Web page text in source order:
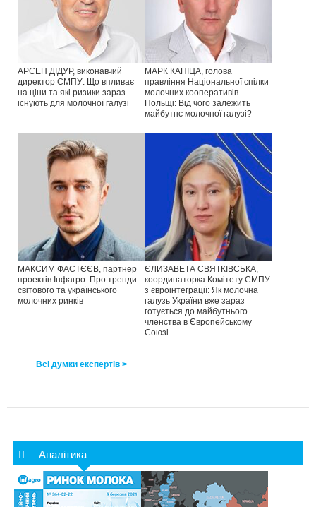
АРСЕН ДІДУР, виконавчий
директор СМПУ: Що впливає
на ціни та які ризики зараз
існують для молочної галузі
МАРК КАПІЦА, голова
правління Національної спілки
молочних кооперативів
Польщі: Від чого залежить
майбутнє молочної галузі?
МАКСИМ ФАСТЄЄВ, партнер
проектів Інфагро: Про тренди
світового та українського
молочних ринків
ЄЛИЗАВЕТА СВЯТКІВСЬКА,
координаторка Комітету СМПУ
з євроінтеграції: Як молочна
галузь України вже зараз
готується до майбутнього
членства в Європейському
Союзі
Всі думки експертів >
Аналітика